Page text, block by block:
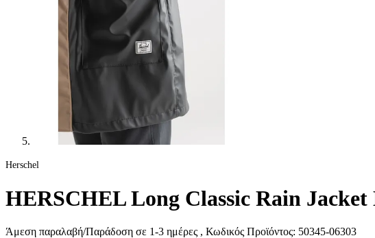
Herschel
HERSCHEL Long Classic Rain
Άμεση παραλαβή/Παράδοση σε 1-3 ημέρες , Κωδικός Προϊόντος: 50345-06303